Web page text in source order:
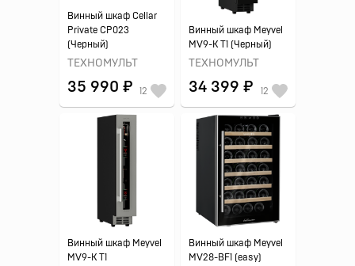
Винный шкаф Cellar
Private CP023
(Черный)
ТЕХНОМУЛЬТ
35 990 ₽ 12
Винный шкаф Meyvel
MV9-K T1 (Черный)
ТЕХНОМУЛЬТ
34 399 ₽ 12
Винный шкаф Meyvel
MV9-K T1
Винный шкаф Meyvel
MV28-BF1 (easy)